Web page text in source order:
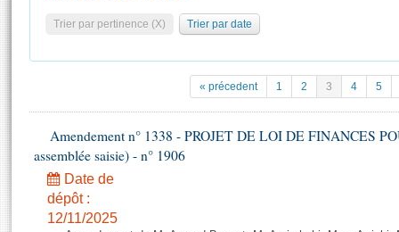
Pétitions
Projets de loi
Propositions de loi
Amendements
Textes adoptés
Statistiques et chiffres clés
Documents de référence
( Constitution | Règlement de l'Assemblée ... )
Juniors
Anciennes législatures
Contacts et plan d'accès
Photos libres de droit
Trier par pertinence (X) Trier par date
« précedent 1 2 3 4 5
Amendement n° 1338 - PROJET DE LOI DE FINANCES
assemblée saisie) - n° 1906
Date de
dépôt :
12/11/2025